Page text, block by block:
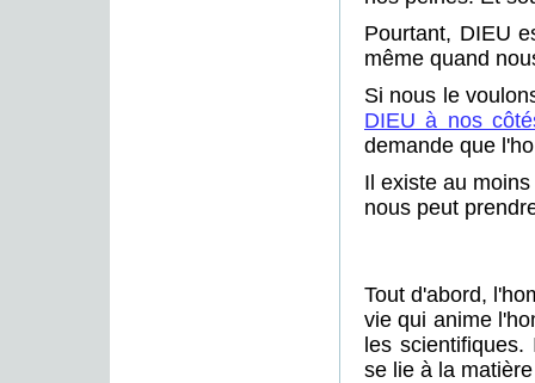
Pourtant, DIEU
même quand
Si nous le
DIEU à nos
demande que
Il existe au
nous peut
Tout d'abord,
vie qui anime
les
se lie à la